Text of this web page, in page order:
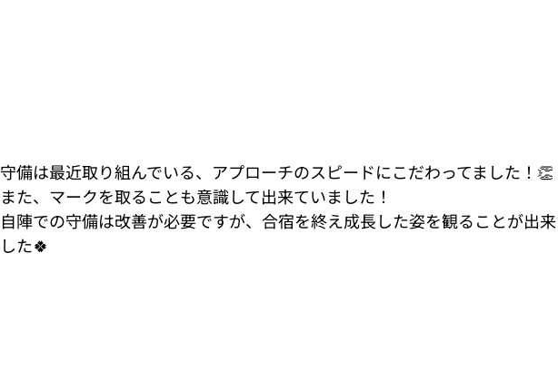
守備は最近取り組んでいる、アプローチのスピードにこだわってました！👏
また、マークを取ることも意識して出来ていました！
自陣での守備は改善が必要ですが、合宿を終え成長した姿を観ることが出
した🍀